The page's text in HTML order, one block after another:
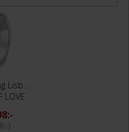
Diamantring Lisbon 0,57 ct
LOVE